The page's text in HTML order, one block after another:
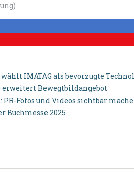
IMATAG als bevorzugte
Bewegtbildangebot
Fotos und Videos sichtbar
Buchmesse 2025